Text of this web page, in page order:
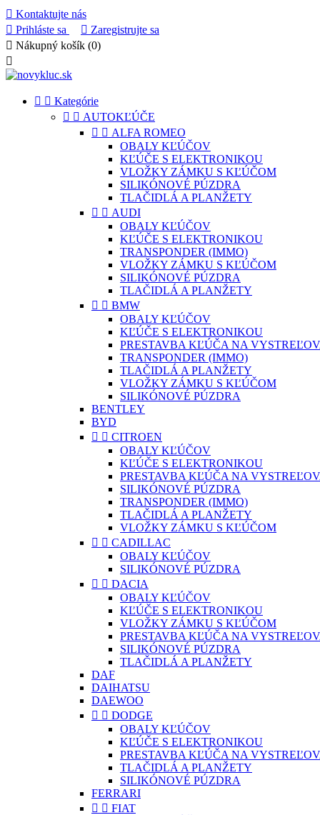
 Kontaktujte nás
 Prihláste sa  Zaregistrujte sa
 Nákupný košík (0)

  Kategórie
  AUTOKĽÚČE
  ALFA ROMEO
OBALY KĽÚČOV
KĽÚČE S ELEKTRONIKOU
VLOŽKY ZÁMKU S KĽÚČOM
SILIKÓNOVÉ PÚZDRA
TLAČIDLÁ A PLANŽETY
  AUDI
OBALY KĽÚČOV
KĽÚČE S ELEKTRONIKOU
TRANSPONDER (IMMO)
VLOŽKY ZÁMKU S KĽÚČOM
SILIKÓNOVÉ PÚZDRA
TLAČIDLÁ A PLANŽETY
  BMW
OBALY KĽÚČOV
KĽÚČE S ELEKTRONIKOU
PRESTAVBA KĽÚČA NA
TRANSPONDER (IMMO)
TLAČIDLÁ A PLANŽETY
VLOŽKY ZÁMKU S KĽÚČOM
SILIKÓNOVÉ PÚZDRA
BENTLEY
BYD
  CITROEN
OBALY KĽÚČOV
KĽÚČE S ELEKTRONIKOU
PRESTAVBA KĽÚČA NA
SILIKÓNOVÉ PÚZDRA
TRANSPONDER (IMMO)
TLAČIDLÁ A PLANŽETY
VLOŽKY ZÁMKU S KĽÚČOM
  CADILLAC
OBALY KĽÚČOV
SILIKÓNOVÉ PÚZDRA
  DACIA
OBALY KĽÚČOV
KĽÚČE S ELEKTRONIKOU
VLOŽKY ZÁMKU S KĽÚČOM
PRESTAVBA KĽÚČA NA
SILIKÓNOVÉ PÚZDRA
TLAČIDLÁ A PLANŽETY
DAF
DAIHATSU
DAEWOO
  DODGE
OBALY KĽÚČOV
KĽÚČE S ELEKTRONIKOU
PRESTAVBA KĽÚČA NA
TLAČIDLÁ A PLANŽETY
SILIKÓNOVÉ PÚZDRA
FERRARI
  FIAT